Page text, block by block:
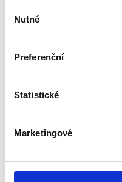
souhlasu
Nutné
Preferenční
Statistické
Marketingové